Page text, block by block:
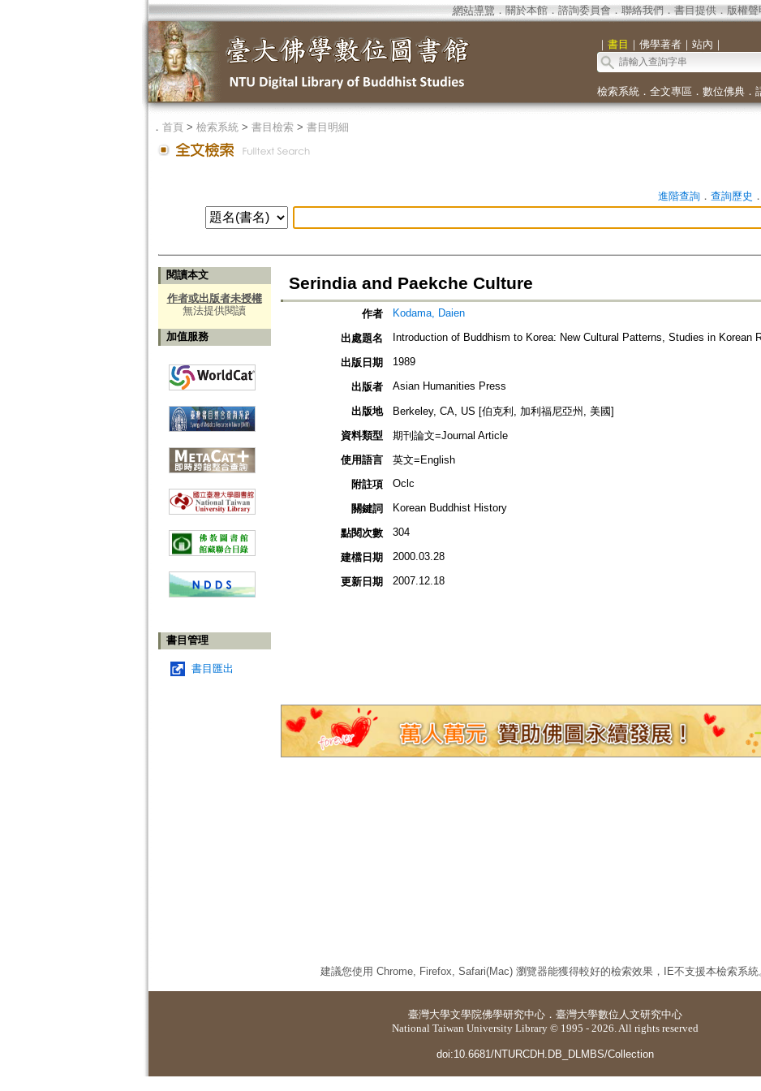
網站導覽 ． 關於本館． 諮詢委員會． 聯絡我們 ． 書目提供． 版權聲
｜ 書目 ｜ 佛學著者｜ 站內 ｜
檢索系統． 全文專區 ． 數位佛典．
． 首頁> 檢索系統> 書目檢索> 書目明細
進階查詢． 查詢歷史 ．
閱讀本文
作者或出版者未授權
無法提供閱讀
加值服務
書目管理
書目匯出
Serindia and Paekche Culture
作者 Kodama, Daien
出處題名 Introduction of Buddhism to Korea: New Cultural Patterns, Studies in Korean
出版日期 1989
出版者 Asian Humanities Press
出版地
Berkeley, CA, US [伯克利, 加利福尼亞州, 美國]
資料類型
期刊論文=Journal Article
使用語言
英文=English
附註項
Oclc
關鍵詞 Korean Buddhist History
點閱次數 304
建檔日期 2000.03.28
更新日期 2007.12.18
建議您使用 Chrome, Firefox, Safari(Mac) 瀏覽器能獲得較好的檢索效果，IE不支援本檢索系統
臺灣大學文學院佛學研究中心 ． 臺灣大學數位人文研究中心
National Taiwan University Library © 1995 - 2026. All rights reserved
doi:10.6681/NTURCDH.DB_DLMBS/Collection